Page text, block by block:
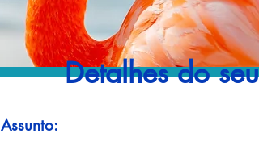
Detalhes do
Assunto: